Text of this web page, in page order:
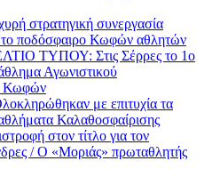
στρατηγική συνεργασία
ποδόσφαιρο Κωφών αθλητών
ΤΥΠΟΥ: Στις Σέρρες το 1ο
Αγωνιστικού
Κωφών
με επιτυχία τα
Καλαθοσφαίρισης
στον τίτλο για τον
/ Ο «Μοριάς» πρωταθλητής